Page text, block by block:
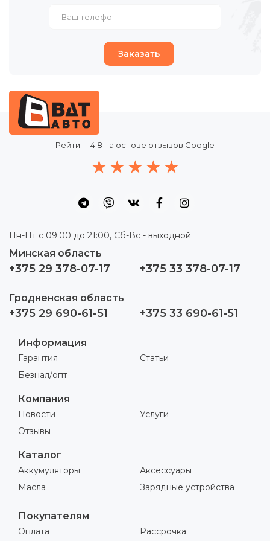
Заказать
Рейтинг4.8 на основе отзывов Google
Пн-Пт с 09:00 до 21:00, Сб-Вс - выходной
Минская область
+375 29 378-07-17 +375 33 378-07-17
Гродненская область
+375 29 690-61-51 +375 33 690-61-51
Информация
Гарантия
Безнал/опт
Статьи
Компания
Новости
Отзывы
Услуги
Каталог
Аккумуляторы
Масла
Аксессуары
Зарядные устройства
Покупателям
Оплата Рассрочка